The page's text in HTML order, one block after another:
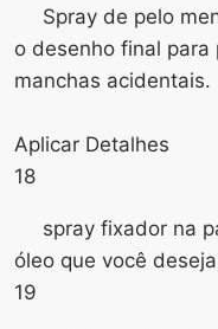
Spray de pelo
o desenho final para
manchas acidentais.
Aplicar Detalhes
18
spray fixador na
óleo que você
19